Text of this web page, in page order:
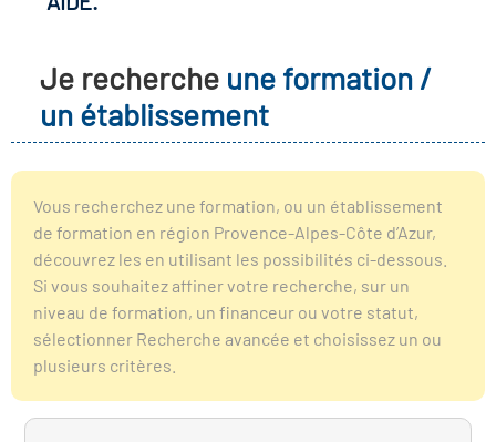
les métiers
clés métiers et
lieu d'information ou
des métiers en
des transitions
Solidaire (ESS)
du secteur sanitaire
de l'Industrie
Je recherche une formation /
un établissement
Vous recherchez une formation, ou un établissement
de formation en région Provence-Alpes-Côte d’Azur,
découvrez les en utilisant les possibilités ci-dessous.
Si vous souhaitez affiner votre recherche, sur un
niveau de formation, un financeur ou votre statut,
sélectionner Recherche avancée et choisissez un ou
plusieurs critères.